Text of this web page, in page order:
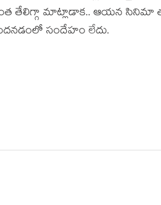
తేలిగ్గా మాట్లాడాక.. ఆయన సినిమా
సందేహం లేదు.